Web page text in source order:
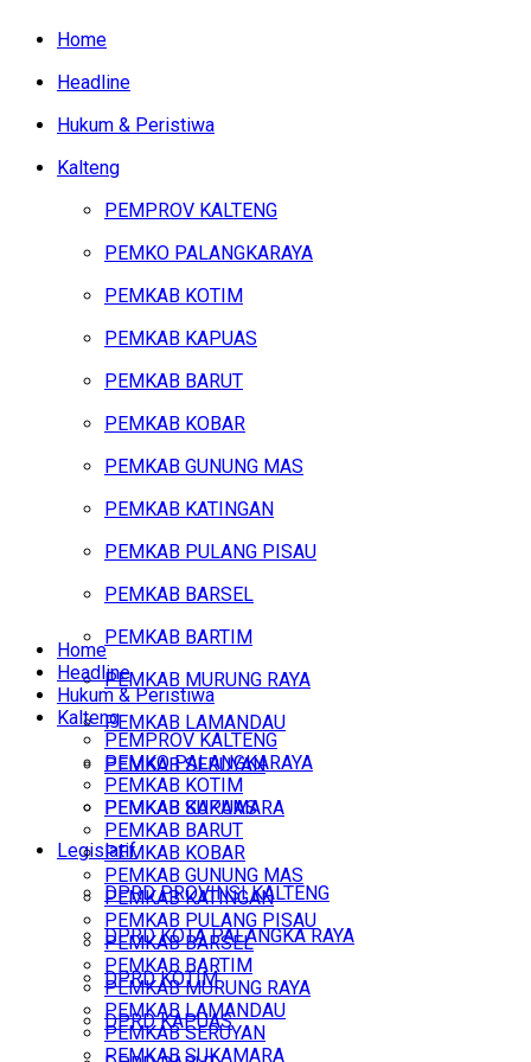
Home
Headline
Hukum & Peristiwa
Kalteng
PEMPROV KALTENG
PEMKO PALANGKARAYA
PEMKAB KOTIM
PEMKAB KAPUAS
PEMKAB BARUT
PEMKAB KOBAR
PEMKAB GUNUNG MAS
PEMKAB KATINGAN
PEMKAB PULANG PISAU
PEMKAB BARSEL
PEMKAB BARTIM
PEMKAB MURUNG RAYA
PEMKAB LAMANDAU
PEMKAB SERUYAN
PEMKAB SUKAMARA
Legislatif
DPRD PROVINSI KALTENG
DPRD KOTA PALANGKA RAYA
DPRD KOTIM
DPRD KAPUAS
Home
Headline
Hukum & Peristiwa
Kalteng
PEMPROV KALTENG
PEMKO PALANGKARAYA
PEMKAB KOTIM
PEMKAB KAPUAS
PEMKAB BARUT
PEMKAB KOBAR
PEMKAB GUNUNG MAS
PEMKAB KATINGAN
PEMKAB PULANG PISAU
PEMKAB BARSEL
PEMKAB BARTIM
PEMKAB MURUNG RAYA
PEMKAB LAMANDAU
PEMKAB SERUYAN
PEMKAB SUKAMARA